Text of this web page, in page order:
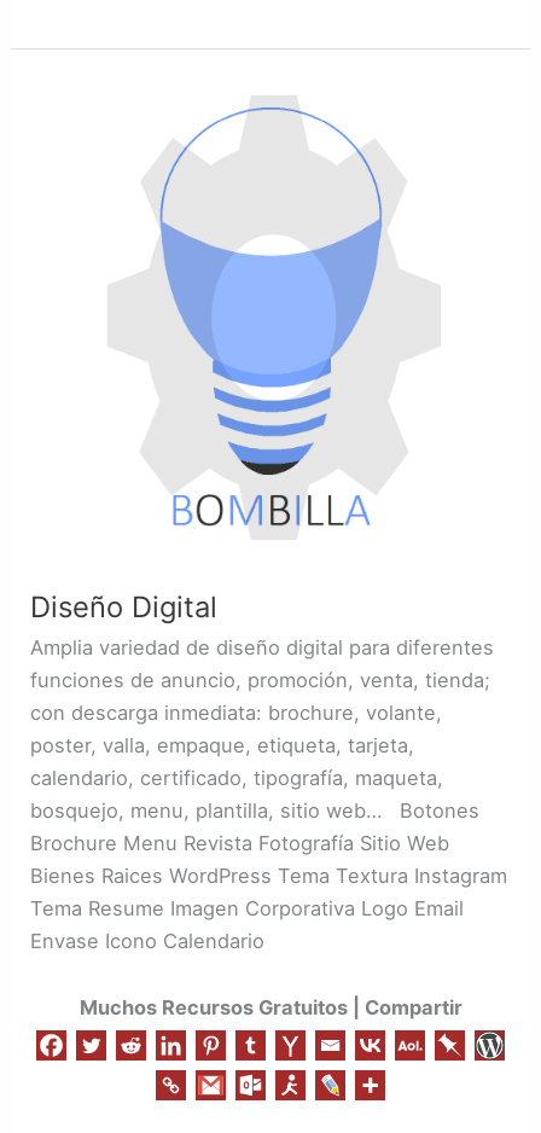
Diseño Digital
Amplia variedad de diseño digital para diferentes
funciones de anuncio, promoción, venta, tienda;
con descarga inmediata: brochure, volante,
poster, valla, empaque, etiqueta, tarjeta,
calendario, certificado, tipografía, maqueta,
bosquejo, menu, plantilla, sitio web… Botones
Brochure Menu Revista Fotografía Sitio Web
Bienes Raices WordPress Tema Textura Instagram
Tema Resume Imagen Corporativa Logo Email
Envase Icono Calendario
Muchos Recursos Gratuitos | Compartir